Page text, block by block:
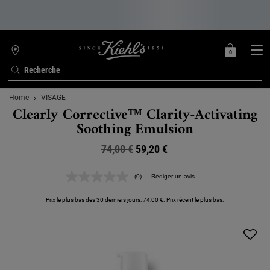
Recherche
TROUVER
UNE
BOUTIQUE
MON
0
0 PRODUIT
Contenu principal
Home VISAGE
Clearly Corrective™ Clarity-Activating
Soothing Emulsion
Ancien prix
74,00 € Nouveau prix
59,20 €
Aucune
de
(0) Rédiger un avis
Prix le plus bas des 30 derniers jours: 74,00 €. Prix récent le plus bas.